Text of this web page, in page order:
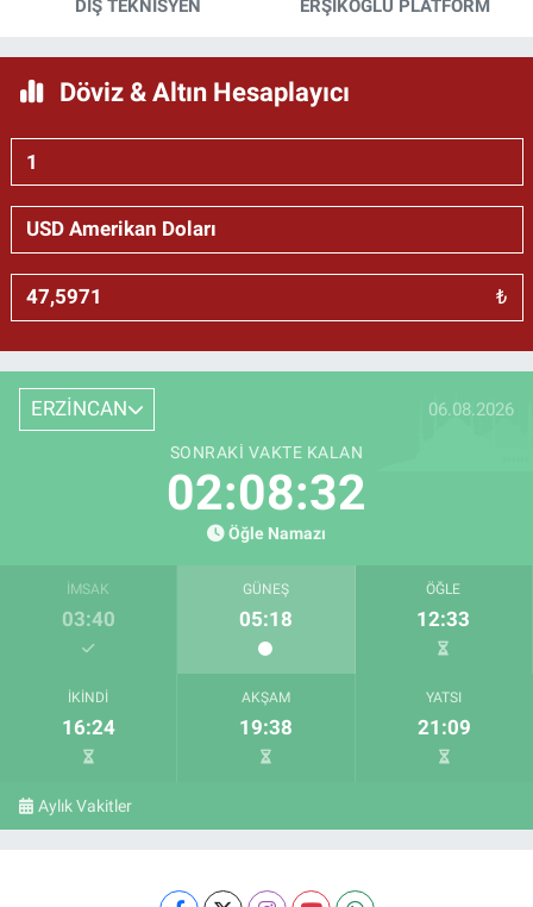
DİŞ TEKNİSYEN ERŞIKOĞLU PLATFORM
Döviz & Altın Hesaplayıcı
₺
ERZİNCAN 06.08.2026
SONRAKI VAKTE KALAN
02:08:31
Öğle Namazı
İMSAK
03:40
GÜNEŞ
05:18
ÖĞLE
12:33
İKINDI
16:24
AKŞAM
19:38
YATSI
21:09
Aylık Vakitler